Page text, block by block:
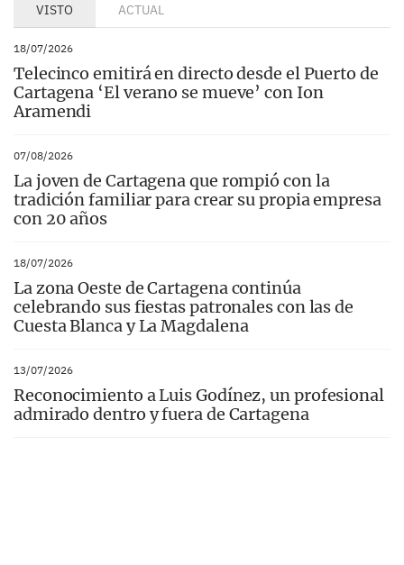
VISTO ACTUAL
18/07/2026
Telecinco emitirá en directo desde el Puerto de
Cartagena ‘El verano se mueve’ con Ion
Aramendi
07/08/2026
La joven de Cartagena que rompió con la
tradición familiar para crear su propia empresa
con 20 años
18/07/2026
La zona Oeste de Cartagena continúa
celebrando sus fiestas patronales con las de
Cuesta Blanca y La Magdalena
13/07/2026
Reconocimiento a Luis Godínez, un profesional
admirado dentro y fuera de Cartagena